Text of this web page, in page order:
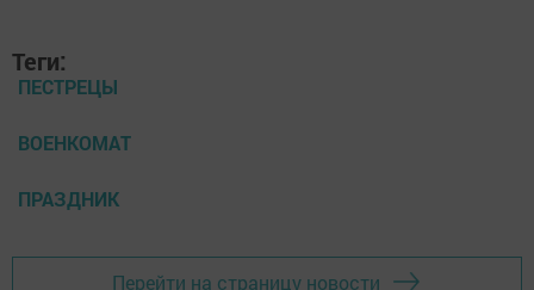
Теги:
ПЕСТРЕЦЫ
ВОЕНКОМАТ
ПРАЗДНИК
Перейти на страницу новости